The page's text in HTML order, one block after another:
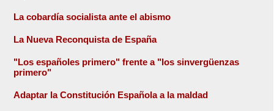
La cobardía socialista ante el abismo
La Nueva Reconquista de España
"Los españoles primero" frente a "los sinvergüenzas
primero"
Adaptar la Constitución Española a la maldad